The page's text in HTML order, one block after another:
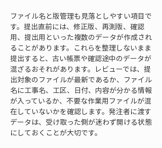
ファイル名と版管理も見落としやすい項目で
す。提出直前には、修正版、再測版、確認
用、提出用といった複数のデータが作成され
ることがあります。これらを整理しないまま
提出すると、古い帳票や確認途中のデータが
混ざるおそれがあります。レビューでは、提
出対象のファイルが最新であるか、ファイル
名に工事名、工区、日付、内容が分かる情報
が入っているか、不要な作業用ファイルが混
在していないかを確認します。発注者に渡す
データは、受け取った側が迷わず開ける状態
にしておくことが大切です。